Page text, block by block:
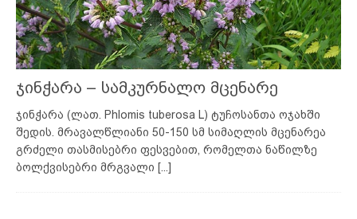
ჯინჭარა – სამკურნალო მცენარე
ჯინჭარა (ლათ. Phlomis tuberosa L) ტუჩოსანთა ოჯახში
შედის. მრავალწლიანი 50-150 სმ სიმაღლის მცენარეა
გრძელი თასმისებრი ფესვებით, რომელთა ნაწილზე
ბოლქვისებრი მრგვალი [...]